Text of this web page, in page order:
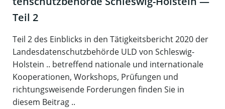
Teil 2
Teil 2 des Einblicks in den Tätigkeitsbericht 2020 der
Landesdatenschutzbehörde ULD von Schleswig-
Holstein .. betreffend nationale und internationale
Kooperationen, Workshops, Prüfungen und
richtungsweisende Forderungen finden Sie in
diesem Beitrag ..